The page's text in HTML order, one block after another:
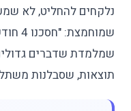
נלקחים להחליט, לא
שמלמדת שדברים
תוצאות, שסבלנות